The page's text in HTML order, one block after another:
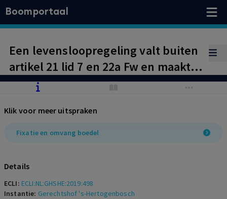
Boomportaal
Een levensloopregeling valt buiten
artikel 21 lid 7 en 22a Fw en maakt
dus deel uit van het faillissement.
onder a en b Fw ook voor het recht
van de curator of een derde (na
overdracht van een
levensverzekering.
Klik voor meer uitspraken
Fixatie en omvang boedel
Details
ECLI: ECLI:NL:GHSHE:2019:498
Instantie: Gerechtshof 's-Hertogenbosch